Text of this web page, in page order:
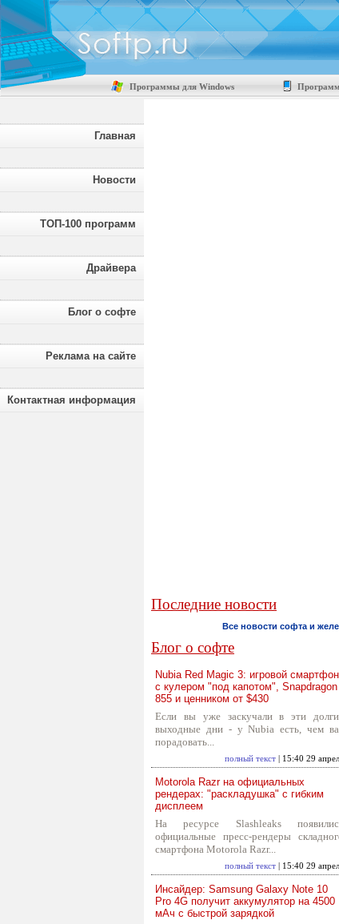
Программы для Windows
Главная
Новости
ТОП-100 программ
Драйвера
Блог о софте
Реклама на сайте
Контактная информация
Последние новости
Все новости софта и
Блог о софте
Nubia Red Magic 3: игровой смартфон
с кулером "под капотом", Snapdragon
855 и ценником от $430
Если вы уже заскучали в эти
выходные дни - у Nubia есть, чем
порадовать...
полный текст | 15:40 29
Motorola Razr на официальных
рендерах: "раскладушка" с гибким
дисплеем
На ресурсе Slashleaks
официальные пресс-рендеры
смартфона Motorola Razr...
полный текст | 15:40 29
Инсайдер: Samsung Galaxy Note 10
Pro 4G получит аккумулятор на 4500
мАч с быстрой зарядкой